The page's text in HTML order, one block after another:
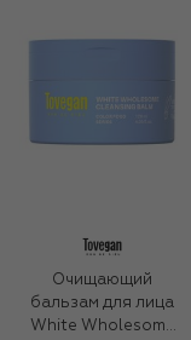
Очищающий
бальзам для лица
White Wholesome